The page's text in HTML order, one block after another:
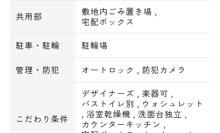
【周辺環境一覧】
セブンイレブン、グルメシティ・・・徒歩3
文化堂月島店・・・徒歩4分
ベスト電器ＢＦＳ・・・徒歩5分
※最後になりますが弊社では東京都２３区、
２３区外さらには関東全域並びに日本全国
共用部 敷地内ごみ置き場 ,
宅配ボックス
駐車・駐輪 駐輪場
管理・防犯 オートロック , 防犯カメラ
こだわり条件
デザイナーズ , 楽器可 ,
バストイレ別 , ウォシュレット
, 浴室乾燥機 , 洗面台独立 ,
カウンターキッチン ,